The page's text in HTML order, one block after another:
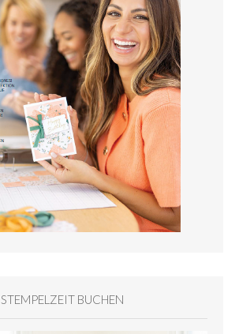
STEMPELZEIT BUCHEN